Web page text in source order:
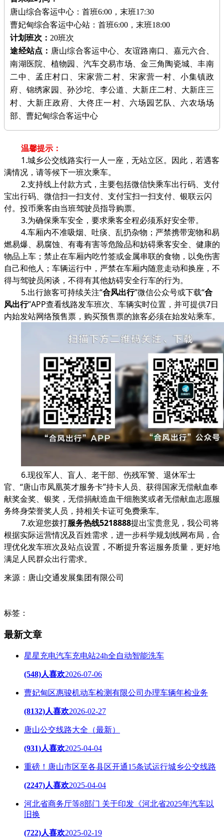
唐山综合客运中心：首班6:00，末班17:30
曹妃甸综合客运中心站：首班6:00，末班18:00
计划班次：20班次
途经站点： 唐山综合客运中心、友谊路南口、嘉元六合、
南湖医院、植物园、汽车交易市场、金三角陶瓷城、丰南
二中、孟庄村口、宋家营二村、宋家营一村、小集镇政
府、锦绣家园、孙沙坨、李公道、大新庄二村、大新庄三
村、大新庄政府、大佟庄一村、六场园艺队、六农场场
部、曹妃甸综合客运中心
温馨提示：
1.城乡公交线路实行一人一座，无站立区。因此，若遇客
满情况，请等候下一班次乘车。
2.支持线上付款方式，主要包括微信快乘车出行码、支付
宝出行码、微信扫一扫支付、支付宝扫一扫支付、银联云闪
付。投币乘客由当班驾驶员指导购票。
3.为确保乘车安全，要求乘客全程必须系好安全带。
4.车厢内不准吸烟、吐痰、乱扔杂物；严禁携带宠物和易
燃易爆、易腐蚀、有毒有害等危险品和妨碍乘客安全、健康的
物品上车；禁止在车厢内吃竹签或金属串联的食物，以免伤害
自己和他人；车辆运行中，严禁在车厢内随意走动和换座，不
得与驾驶员闲谈，不得有其他妨碍安全行车的行为。
5.出行旅客可持续关注“合风出行”微信公众号或下载“合
风出行”APP查看线路发车班次、车辆实时位置，并可提供7日
内始发站网络预售票，购买预售票的旅客必须在始发站乘车。
6.现役军人、盲人、老干部、伤残军警、退休军士
官、“唐山市凤凰英才服务卡”持卡人员、获得国家无偿献血奉
献奖金奖、银奖，无偿捐献造血干细胞奖或者无偿献血志愿服
务终身荣誉奖人员，持相关卡证可免费乘车。
7.欢迎您拨打服务热线5218888提出宝贵意见，我公司将
根据实际运营情况及百姓需求，进一步科学规划线网布局，合
理优化发车班次及站点设置，不断提升客运服务质量，更好地
满足人民群众出行需求。
来源：唐山交通发展集团有限公司
标签：
最新文章
星星充电汽车充电站24h全自动智能洗车
(548)人喜欢2026-07-06
曹妃甸区惠骏机动车检测有限公司办理车辆年检业务
(8132)人喜欢2026-02-27
唐山公交线路大全（最新）
(931)人喜欢2025-04-04
重磅！唐山市区至各县区开通15条试运行城乡公交线路
(2247)人喜欢2025-04-04
河北省商务厅等8部门 关于印发《河北省2025年汽车以
旧换
(722)人喜欢2025-02-19